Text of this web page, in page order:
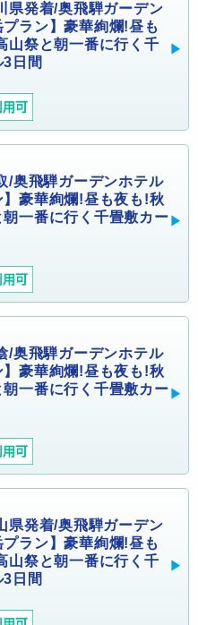
発着/奥飛騨ガーデン
ラン】豪華絢爛!昼も
山祭と朝一番に行く千
日間
奥飛騨ガーデンホテル
】豪華絢爛!昼も夜も!秋
一番に行く千畳敷カー
奥飛騨ガーデンホテル
】豪華絢爛!昼も夜も!秋
一番に行く千畳敷カー
発着/奥飛騨ガーデン
ラン】豪華絢爛!昼も
山祭と朝一番に行く千
日間